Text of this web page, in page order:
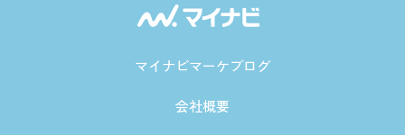
マイナビマーケブログ
会社概要